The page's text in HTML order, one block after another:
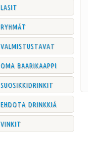
lasit
ryhmät
valmistustavat
oma baarikaappi
suosikkidrinkit
ehdota drinkkiä
vinkit